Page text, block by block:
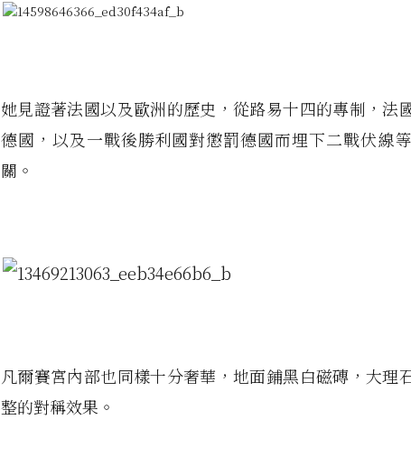
她見證著法國以及歐洲的歷史，從路易十四的專制，法
德國，以及一戰後勝利國對懲罰德國而埋下二戰伏線
關。
凡爾賽宮內部也同樣十分奢華，地面鋪黑白磁磚，大理
整的對稱效果。